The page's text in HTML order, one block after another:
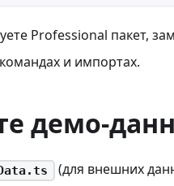
Professional пакет,
и импортах.
демо-
(для внешних